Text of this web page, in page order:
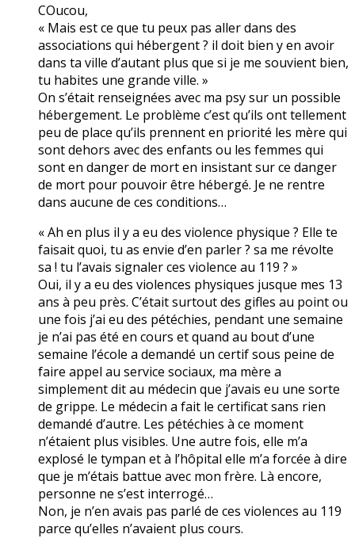
COucou,
« Mais est ce que tu peux pas aller dans des
associations qui hébergent ? il doit bien y en avoir
dans ta ville d’autant plus que si je me souvient bien,
tu habites une grande ville. »
On s’était renseignées avec ma psy sur un possible
hébergement. Le problème c’est qu’ils ont tellement
peu de place qu’ils prennent en priorité les mère qui
sont dehors avec des enfants ou les femmes qui
sont en danger de mort en insistant sur ce danger
de mort pour pouvoir être hébergé. Je ne rentre
dans aucune de ces conditions…
« Ah en plus il y a eu des violence physique ? Elle te
faisait quoi, tu as envie d’en parler ? sa me révolte
sa ! tu l’avais signaler ces violence au 119 ? »
Oui, il y a eu des violences physiques jusque mes 13
ans à peu près. C’était surtout des gifles au point ou
une fois j’ai eu des pétéchies, pendant une semaine
je n’ai pas été en cours et quand au bout d’une
semaine l’école a demandé un certif sous peine de
faire appel au service sociaux, ma mère a
simplement dit au médecin que j’avais eu une sorte
de grippe. Le médecin a fait le certificat sans rien
demandé d’autre. Les pétéchies à ce moment
n’étaient plus visibles. Une autre fois, elle m’a
explosé le tympan et à l’hôpital elle m’a forcée à dire
que je m’étais battue avec mon frère. Là encore,
personne ne s’est interrogé…
Non, je n’en avais pas parlé de ces violences au 119
parce qu’elles n’avaient plus cours.